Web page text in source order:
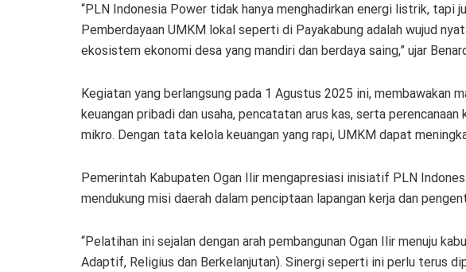
“PLN Indonesia Power tidak hanya menghadirkan energi listrik, tapi
Pemberdayaan UMKM lokal seperti di Payakabung adalah wujud
ekosistem ekonomi desa yang mandiri dan berdaya saing,” ujar
Kegiatan yang berlangsung pada 1 Agustus 2025 ini, membawakan
keuangan pribadi dan usaha, pencatatan arus kas, serta perencanaan
mikro. Dengan tata kelola keuangan yang rapi, UMKM dapat
Pemerintah Kabupaten Ogan Ilir mengapresiasi inisiatif PLN
mendukung misi daerah dalam penciptaan lapangan kerja dan
“Pelatihan ini sejalan dengan arah pembangunan Ogan Ilir menuju
Adaptif, Religius dan Berkelanjutan). Sinergi seperti ini perlu terus